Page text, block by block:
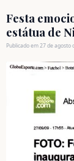
Festa
estátua de
Publicado em 27 de agosto